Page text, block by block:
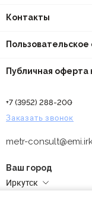
Контакты
Публичная
+7 (3952) 288-200
Заказать звонок
metr-
Ваш город
Иркутск